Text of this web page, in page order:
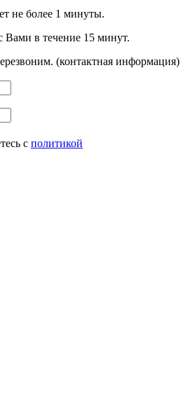
не более 1 минуты.
Вами в течение 15 минут.
(контактная информация)
с политикой